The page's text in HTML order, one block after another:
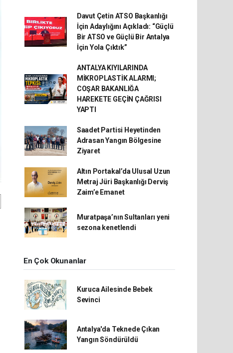
Davut Çetin ATSO Başkanlığı
İçin Adaylığını Açıkladı: “Güçlü
Bir ATSO ve Güçlü Bir Antalya
İçin Yola Çıktık”
ANTALYA KIYILARINDA
MİKROPLASTİK ALARMI;
COŞAR BAKANLIĞA
HAREKETE GEÇİN ÇAĞRISI
YAPTI
Saadet Partisi Heyetinden
Adrasan Yangın Bölgesine
Ziyaret
Altın Portakal’da Ulusal Uzun
Metraj Jüri Başkanlığı Derviş
Zaim’e Emanet
Muratpaşa’nın Sultanları yeni
sezona kenetlendi
En Çok Okunanlar
Kuruca Ailesinde Bebek
Sevinci
Antalya'da Teknede Çıkan
Yangın Söndürüldü